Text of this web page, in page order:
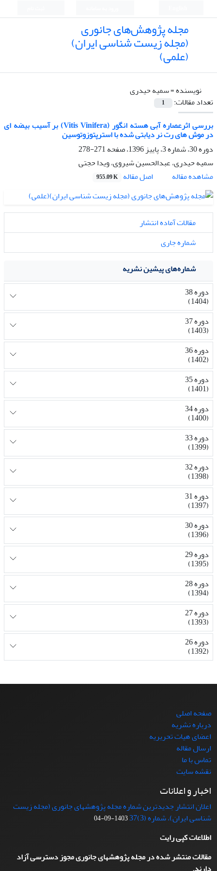
مجله پژوهش‌های جانوری
(مجله زیست شناسی ایران)
(علمی)
نویسنده =سمیه حیدری
تعداد مقالات:
1
بررسی اثرعصاره آبی هسته انگور (Vitis Vinifera) بر آسیب بیضه ای
در موش های رت نر دیابتی شده با استرپتوزوتوسین
دوره 30، شماره 3، پاییز 1396، صفحه
271-278
سمیه حیدری، عبدالحسین شیروی، ویدا حجتی
مشاهده مقاله
اصل مقاله 955.09 K
مقالات آماده انتشار
شماره جاری
شماره‌های پیشین نشریه
دوره 38
(1404)
دوره 37
(1403)
دوره 36
(1402)
دوره 35
(1401)
دوره 34
(1400)
دوره 33
(1399)
دوره 32
(1398)
دوره 31
(1397)
دوره 30
(1396)
دوره 29
(1395)
دوره 28
(1394)
دوره 27
(1393)
دوره 26
(1392)
صفحه اصلی
درباره نشریه
اعضای هیات تحریریه
ارسال مقاله
تماس با ما
نقشه سایت
اخبار و اعلانات
اعلان انتشار جدیدترین شماره مجله پژوهشهای جانوری (مجله زیست
شناسی ایران)، شماره (3)37
1403-09-04
اطلاعات کپی رایت
مقالات منتشر شده در مجله پژوهشهای جانوری مجوز دسترسی آزاد